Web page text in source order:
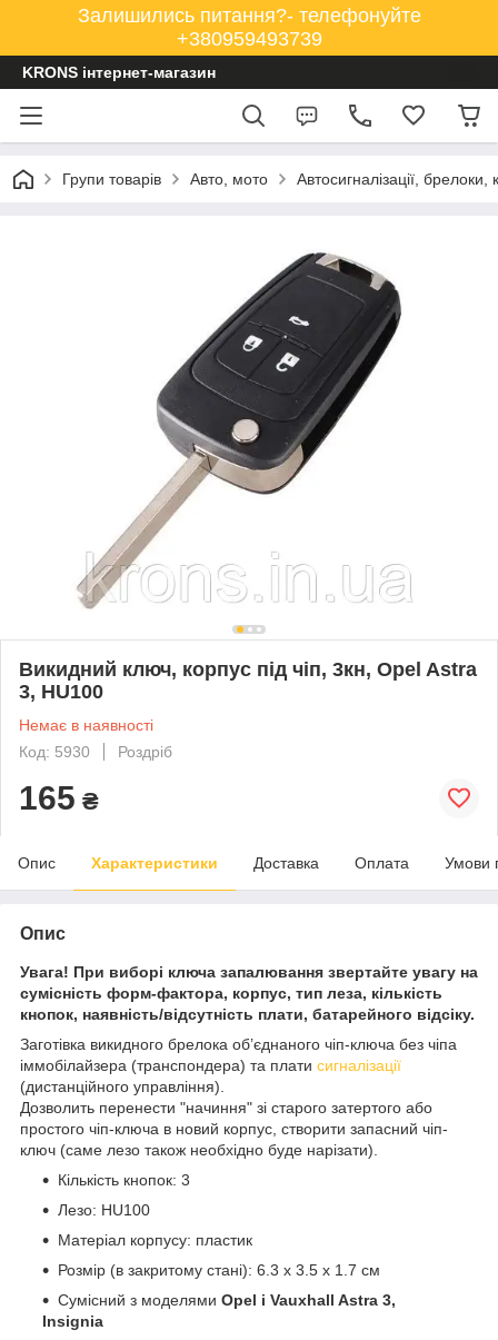
Залишились питання?- телефонуйте
+380959493739
KRONS інтернет-магазин
Групи товарів Авто, мото Автосигналізації, брелоки,
Викидний ключ, корпус під чіп, 3кн, Opel Astra
3, HU100
Немає в наявності
Код: 5930
Роздріб
165 ₴
Опис Характеристики Доставка Оплата Умови
Опис
Увага! При виборі ключа запалювання звертайте увагу на
сумісність форм-фактора, корпус, тип леза, кількість
кнопок, наявність/відсутність плати, батарейного відсіку.
Заготівка викидного брелока об’єднаного чіп-ключа без чіпа
іммобілайзера (транспондера) та плати сигналізації
(дистанційного управління).
Дозволить перенести "начиння" зі старого затертого або
простого чіп-ключа в новий корпус, створити запасний чіп-
ключ (саме лезо також необхідно буде нарізати).
Кількість кнопок: 3
Лезо: HU100
Матеріал корпусу: пластик
Розмір (в закритому стані): 6.3 х 3.5 х 1.7 см
Сумісний з моделями Opel і Vauxhall Astra 3,
Insignia